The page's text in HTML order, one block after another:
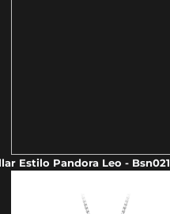
Estilo Pandora Leo - Bsn021